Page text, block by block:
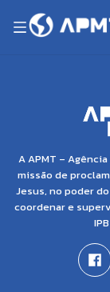
A APMT –
missão de
Jesus, no poder
coordenar e